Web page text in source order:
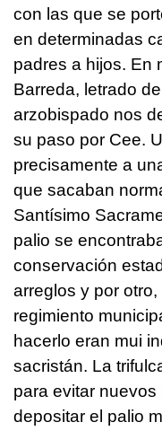
con las que se
en determinadas
padres a hijos. En
Barreda, letrado
arzobispado nos
su paso por Cee.
precisamente a
que sacaban
Santísimo
palio se
conservación
arreglos y por
regimiento
hacerlo eran mui
sacristán. La
para evitar
depositar el palio